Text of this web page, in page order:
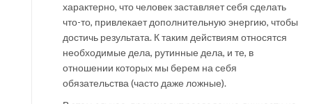
характерно, что человек заставляет себя сделать
что-то, привлекает дополнительную энергию, чтобы
достичь результата. К таким действиям относятся
необходимые дела, рутинные дела, и те, в
отношении которых мы берем на себя
обязательства (часто даже ложные).